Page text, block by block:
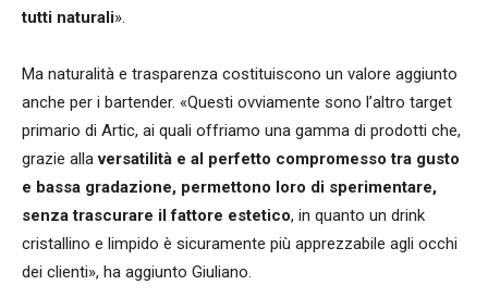
tutti naturali».
Ma naturalità e trasparenza costituiscono un valore aggiunto
anche per i bartender. «Questi ovviamente sono l’altro target
primario di Artic, ai quali offriamo una gamma di prodotti che,
grazie allaversatilità e al perfetto compromesso tra gusto
e bassa gradazione, permettono loro di sperimentare,
senza trascurare il fattore estetico, in quanto un drink
cristallino e limpido è sicuramente più apprezzabile agli occhi
dei clienti», ha aggiunto Giuliano.